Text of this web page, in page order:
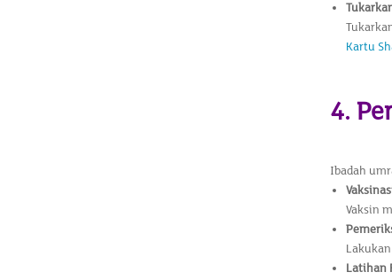
Kartu
4.
Ibadah
Vaksin
Latihan